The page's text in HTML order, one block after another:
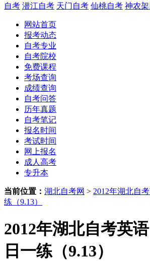
自考 潜江自考 天门自考 仙桃自考 神农
网站首页
报考动态
自考专业
自考院校
免费课程
考场查询
成绩查询
自考问答
历年真题
自考笔记
报名时间
考试时间
网上报名
成人高考
专升本
当前位置： 湖北自考网 > 2012年湖北自
练（9.13）
2012年湖北自考英
日一练（9.13）